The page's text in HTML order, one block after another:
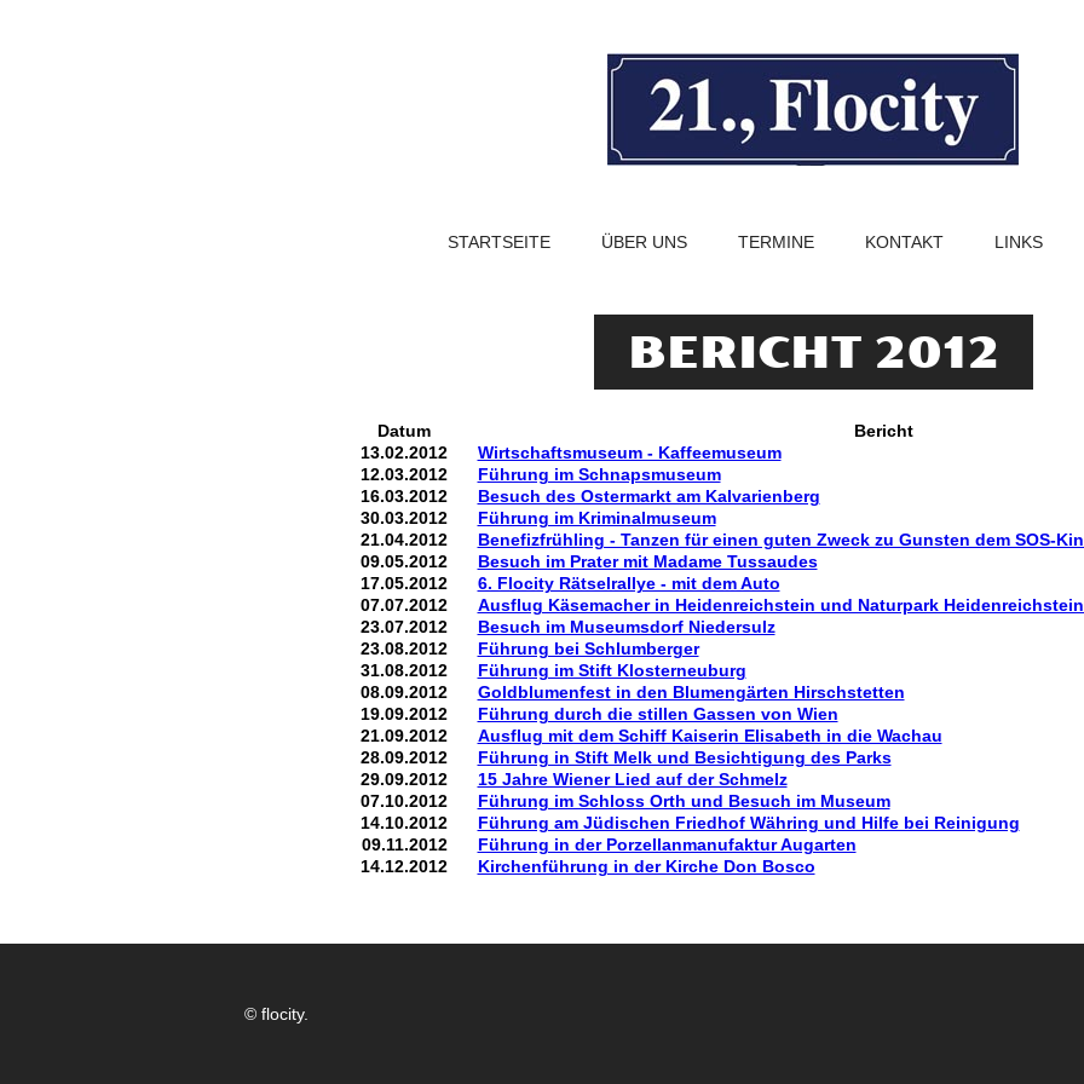
STARTSEITE ÜBER UNS TERMINE KONTAKT LINKS
BERICHT 2012
Datum
Bericht
13.02.2012
Wirtschaftsmuseum - Kaffeemuseum
12.03.2012
Führung im Schnapsmuseum
16.03.2012
Besuch des Ostermarkt am Kalvarienberg
30.03.2012
Führung im Kriminalmuseum
21.04.2012
Benefizfrühling - Tanzen für einen guten Zweck zu Gunsten dem SOS-
09.05.2012
Besuch im Prater mit Madame Tussaudes
17.05.2012
6. Flocity Rätselrallye - mit dem Auto
07.07.2012
Ausflug Käsemacher in Heidenreichstein und Naturpark
23.07.2012
Besuch im Museumsdorf Niedersulz
23.08.2012
Führung bei Schlumberger
31.08.2012
Führung im Stift Klosterneuburg
08.09.2012
Goldblumenfest in den Blumengärten Hirschstetten
19.09.2012
Führung durch die stillen Gassen von Wien
21.09.2012
Ausflug mit dem Schiff Kaiserin Elisabeth in die Wachau
28.09.2012
Führung in Stift Melk und Besichtigung des Parks
29.09.2012
15 Jahre Wiener Lied auf der Schmelz
07.10.2012
Führung im Schloss Orth und Besuch im Museum
14.10.2012
Führung am Jüdischen Friedhof Währing und Hilfe bei Reinigung
09.11.2012
Führung in der Porzellanmanufaktur Augarten
14.12.2012
Kirchenführung in der Kirche Don Bosco
© flocity.